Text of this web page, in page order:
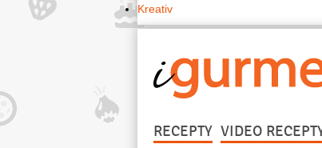
Kreativ
RECEPTY VIDEO